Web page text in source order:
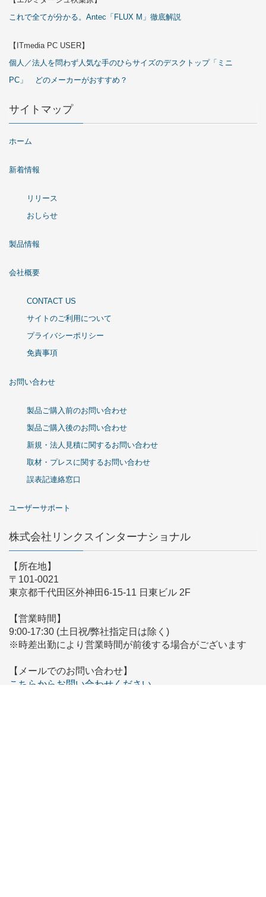
これで全てが分かる。Antec「FLUX M」徹底解説
【ITmedia PC USER】
個人／法人を問わず人気な手のひらサイズのデスクトップ「ミニ
PC」 どのメーカーがおすすめ？
サイトマップ
ホーム
新着情報
リリース
おしらせ
製品情報
会社概要
CONTACT US
サイトのご利用について
プライバシーポリシー
免責事項
お問い合わせ
製品ご購入前のお問い合わせ
製品ご購入後のお問い合わせ
新規・法人見積に関するお問い合わせ
取材・プレスに関するお問い合わせ
誤表記連絡窓口
ユーザーサポート
株式会社リンクスインターナショナル
【所在地】
〒101-0021
東京都千代田区外神田6-15-11 日東ビル 2F
【営業時間】
9:00-17:30 (土日祝/弊社指定日は除く)
※時差出勤により営業時間が前後する場合がございます
【メールでのお問い合わせ】
こちらからお問い合わせください